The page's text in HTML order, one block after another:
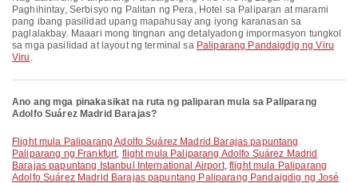
Paghihintay, Serbisyo ng Palitan ng Pera, Hotel sa Paliparan at marami
pang ibang pasilidad upang mapahusay ang iyong karanasan sa
paglalakbay. Maaari mong tingnan ang detalyadong impormasyon tungkol
sa mga pasilidad at layout ng terminal sa Paliparang Pandaigdig ng Viru
Viru .
Ano ang mga pinakasikat na ruta ng paliparan mula sa Paliparang
Adolfo Suárez Madrid Barajas?
flight mula Paliparang Adolfo Suárez Madrid Barajas papuntang
Paliparang ng Frankfurt, flight mula Paliparang Adolfo Suárez Madrid
Barajas papuntang Istanbul International Airport,flight mula Paliparang
Adolfo Suárez Madrid Barajas papuntang Paliparang Pandaigdig ng José